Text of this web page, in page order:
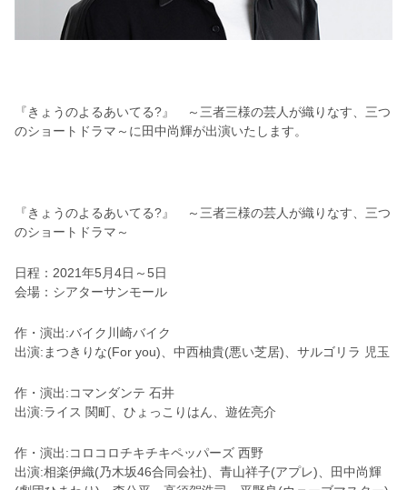
『きょうのよるあいてる?』 ～三者三様の芸人が織りなす、三つ
のショートドラマ～に田中尚輝が出演いたします。
『きょうのよるあいてる?』 ～三者三様の芸人が織りなす、三つ
のショートドラマ～
日程：2021年5月4日～5日
会場：シアターサンモール
作・演出:バイク川崎バイク
出演:まつきりな(For you)、中西柚貴(悪い芝居)、サルゴリラ 児玉
作・演出:コマンダンテ 石井
出演:ライス 関町、ひょっこりはん、遊佐亮介
作・演出:コロコロチキチキペッパーズ 西野
出演:相楽伊織(乃木坂46合同会社)、青山祥子(アプレ)、田中尚輝